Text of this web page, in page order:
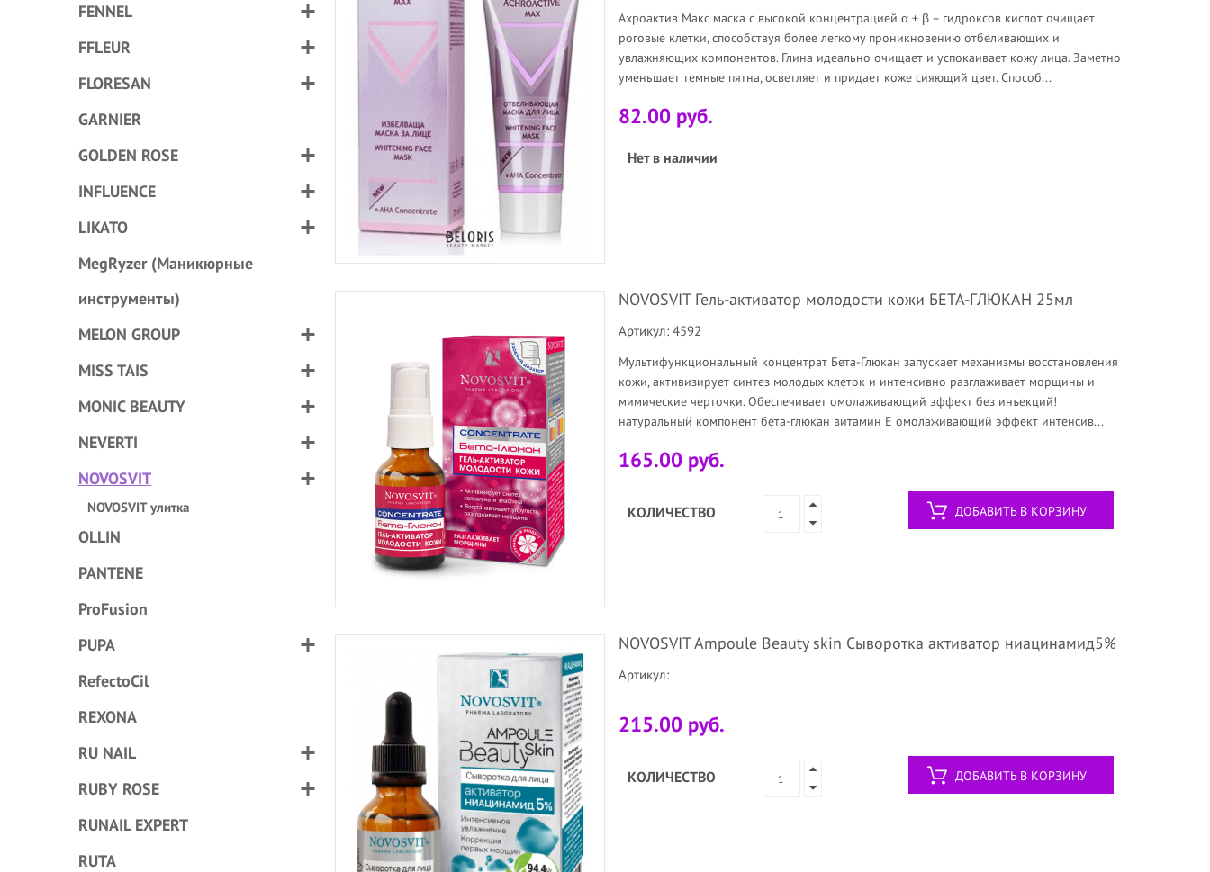
FENNEL
FFLEUR
FLORESAN
GARNIER
GOLDEN ROSE
INFLUENCE
LIKATO
MegRyzer (Маникюрные
инструменты)
MELON GROUP
MISS TAIS
MONIC BEAUTY
NEVERTI
NOVOSVIT
NOVOSVIT улитка
OLLIN
PANTENE
ProFusion
PUPA
RefectoCil
REXONA
RU NAIL
RUBY ROSE
RUNAIL EXPERT
RUTA
Ахроактив Макс маска с высокой концентрацией α + β – гидроксов кислот очищает
роговые клетки, способствуя более легкому проникновению отбеливающих и
увлажняющих компонентов. Глина идеально очищает и успокаивает кожу лица. Заметно
уменьшает темные пятна, осветляет и придает коже сияющий цвет. Способ...
82.00 руб.
Нет в наличии
NOVOSVIT Гель-активатор молодости кожи БЕТА-ГЛЮКАН 25мл
Артикул: 4592
Мультифункциональный концентрат Бета-Глюкан запускает механизмы восстановления
кожи, активизирует синтез молодых клеток и интенсивно разглаживает морщины и
мимические черточки. Обеспечивает омолаживающий эффект без инъекций!
натуральный компонент бета-глюкан витамин Е омолаживающий эффект интенсив...
165.00 руб.
КОЛИЧЕСТВО ДОБАВИТЬ В КОРЗИНУ
NOVOSVIT Ampoule Beauty skin Сыворотка активатор ниацинамид5%
Артикул:
215.00 руб.
КОЛИЧЕСТВО ДОБАВИТЬ В КОРЗИНУ